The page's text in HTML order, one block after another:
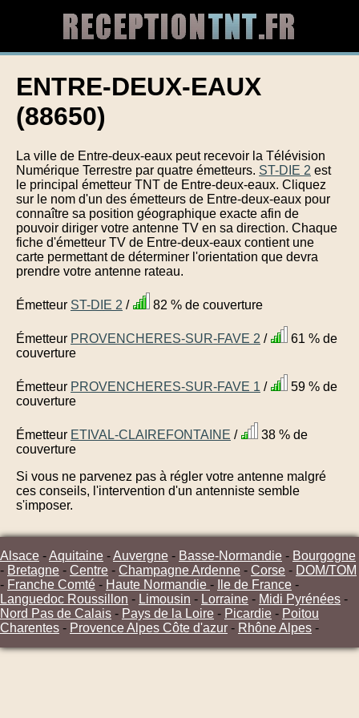
ENTRE-DEUX-EAUX
(88650)
La ville de Entre-deux-eaux peut recevoir la Télévision
Numérique Terrestre par quatre émetteurs. ST-DIE 2 est
le principal émetteur TNT de Entre-deux-eaux. Cliquez
sur le nom d'un des émetteurs de Entre-deux-eaux pour
connaître sa position géographique exacte afin de
pouvoir diriger votre antenne TV en sa direction. Chaque
fiche d'émetteur TV de Entre-deux-eaux contient une
carte permettant de déterminer l'orientation que devra
prendre votre antenne rateau.
Émetteur ST-DIE 2 / 82 % de couverture
Émetteur PROVENCHERES-SUR-FAVE 2 /
61 % de
couverture
Émetteur PROVENCHERES-SUR-FAVE 1 /
59 % de
couverture
Émetteur ETIVAL-CLAIREFONTAINE /
38 % de
couverture
Si vous ne parvenez pas à régler votre antenne malgré
ces conseils, l'intervention d'un antenniste semble
s'imposer.
Alsace -Aquitaine -Auvergne - Basse-Normandie - Bourgogne
- Bretagne - Centre - Champagne Ardenne - Corse - DOM/TOM
- Franche Comté - Haute Normandie - Ile de France -
Languedoc Roussillon - Limousin - Lorraine - Midi Pyrénées -
Nord Pas de Calais - Pays de la Loire - Picardie - Poitou
Charentes - Provence Alpes Côte d'azur - Rhône Alpes -